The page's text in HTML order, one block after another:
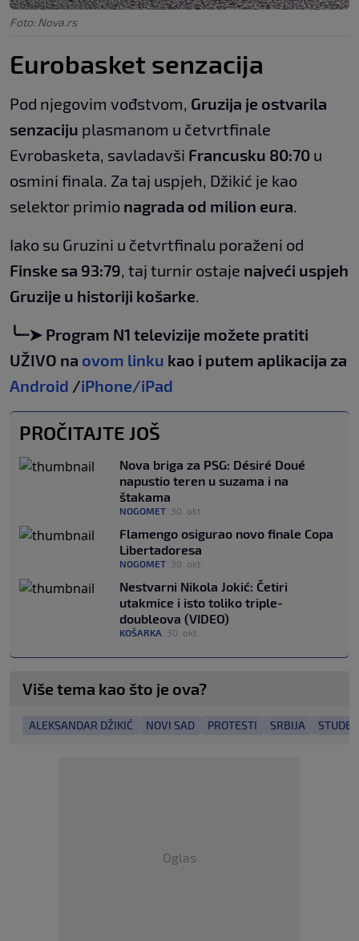
Foto: Nova.rs
Eurobasket senzacija
Pod njegovim vođstvom, Gruzija je ostvarila
senzaciju plasmanom u četvrtfinale
Evrobasketa, savladavši Francusku 80:70 u
osmini finala. Za taj uspjeh, Džikić je kao
selektor primio nagrada od milion eura.
Iako su Gruzini u četvrtfinalu poraženi od
Finske sa 93:79, taj turnir ostaje najveći uspjeh
Gruzije u historiji košarke.
╰┈➤ Program N1 televizije možete pratiti
UŽIVO na ovom linku kao i putem aplikacija za
Android /iPhone/iPad
PROČITAJTE JOŠ
Nova briga za PSG: Désiré Doué
napustio teren u suzama i na
štakama
NOGOMET 30. okt.
Flamengo osigurao novo finale Copa
Libertadoresa
NOGOMET 30. okt.
Nestvarni Nikola Jokić: Četiri
utakmice i isto toliko triple-
doubleova (VIDEO)
KOŠARKA 30. okt.
Više tema kao što je ova?
ALEKSANDAR DŽIKIĆ NOVI SAD PROTESTI SRBIJA
Oglas